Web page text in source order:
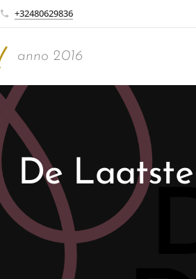
+32480629836
anno 2016
De